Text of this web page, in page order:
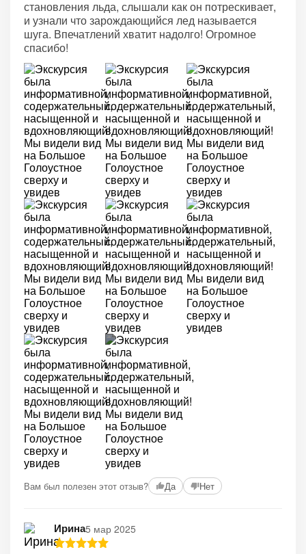
становления льда, слышали как он потрескивает,
и узнали что зарождающийся лед называется
шуга. Впечатлений хватит надолго! Огромное
спасибо!
Вам был полезен этот отзыв? Да Нет
Ирина5 мар 2025